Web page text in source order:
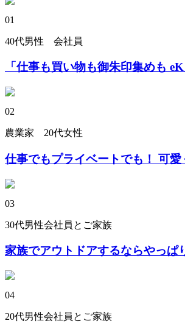
01
40代男性 会社員
「仕事も買い物も御朱印集めも
02
農業家 20代女性
仕事でもプライベートでも！ 可
03
30代男性会社員とご家族
家族でアウトドアするならやっぱ
04
20代男性会社員とご家族